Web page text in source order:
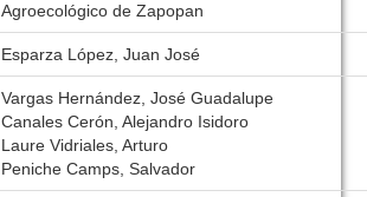
Agroecológico de Zapopan
Esparza López, Juan José
Vargas Hernández, José Guadalupe
Canales Cerón, Alejandro Isidoro
Laure Vidriales, Arturo
Peniche Camps, Salvador